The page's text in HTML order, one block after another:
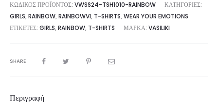
ΚΩΔΙΚΌΣ ΠΡΟΪΌΝΤΟΣ: VWSS24-TSH1010-RAINBOW
ΚΑΤΗΓΟΡΊΕΣ:
GIRLS, RAINBOW, RAINBOWVI, T-SHIRTS, WEAR YOUR EMOTIONS
ΕΤΙΚΈΤΕΣ: GIRLS, RAINBOW, T-SHIRTS ΜΆΡΚΑ: VASILIKI
SHARE
Περιγραφή